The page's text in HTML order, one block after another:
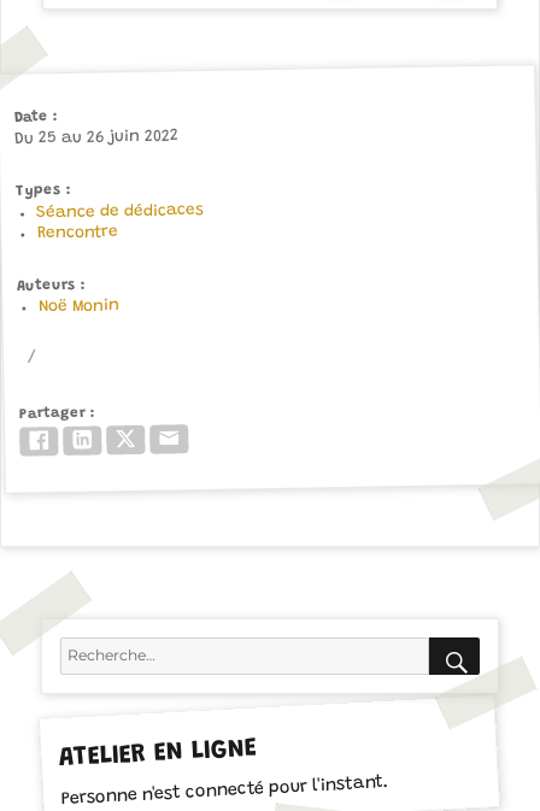
Date
Du 25 au 26 juin 2022
Types
Séance de dédicaces
Rencontre
Auteurs
Noë Monin
Partager
FacebookLinkedInTwitter/X
Recherche
ATELIER EN LIGNE
Personne n'est connecté pour l'instant.